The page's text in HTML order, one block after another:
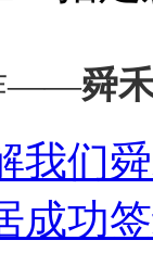
——舜
我们
成功